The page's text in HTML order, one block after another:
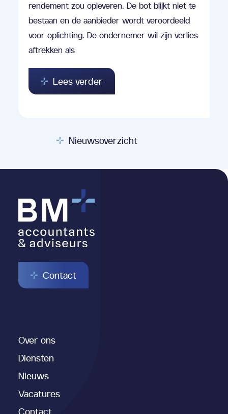
Nieuwsoverzicht
rendement zou opleveren. De bot blijkt niet te
bestaan en de aanbieder wordt veroordeeld
voor oplichting. De ondernemer wil zijn verlies
aftrekken als
Lees verder
Contact
Over ons
Diensten
Nieuws
Vacatures
Contact